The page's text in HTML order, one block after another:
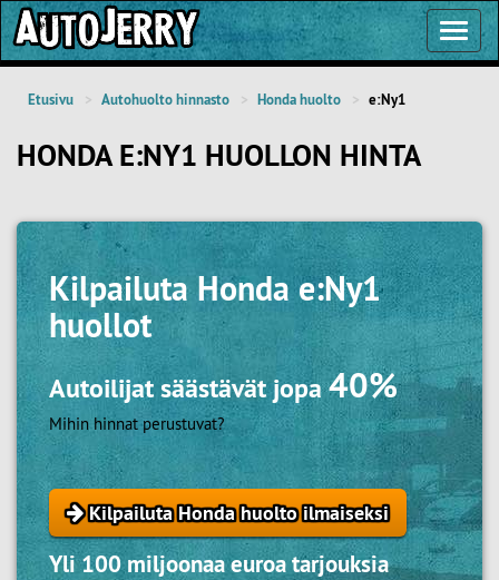
Etusivu Autohuolto hinnasto Honda huolto e:Ny1
HONDA E:NY1 HUOLLON HINTA
KilpailutaHonda e:Ny1
huollot
Autoilijat säästävät jopa40%
Mihin hinnat perustuvat?
Kilpailuta Honda huolto ilmaiseksi
Yli 100 miljoonaa euroa tarjouksia